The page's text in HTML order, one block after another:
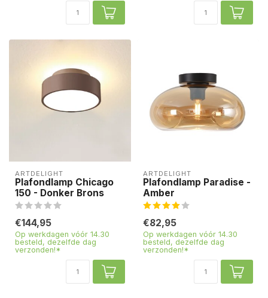
ARTDELIGHT
Plafondlamp Chicago
150 - Donker Brons
€144,95
Op werkdagen vóór 14.30
besteld, dezelfde dag
verzonden!*
ARTDELIGHT
Plafondlamp Paradise -
Amber
€82,95
Op werkdagen vóór 14.30
besteld, dezelfde dag
verzonden!*